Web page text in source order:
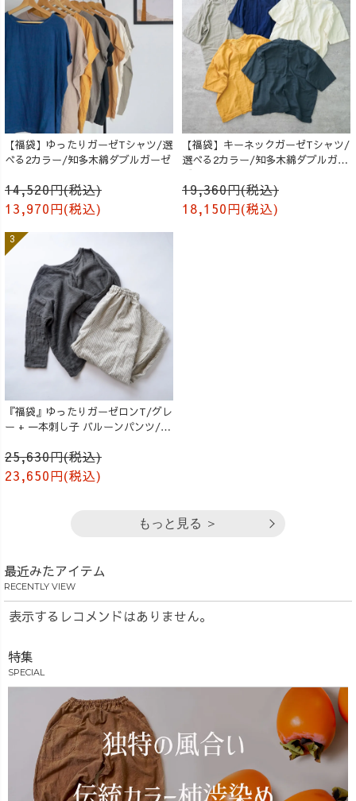
【福袋】ゆったりガーゼTシャツ/選
べる2カラー/知多木綿ダブルガーゼ
14,520円(税込)
13,970円(税込)
【福袋】キーネックガーゼTシャツ/
選べる2カラー/知多木綿ダブルガー
ゼ
19,360円(税込)
18,150円(税込)
『福袋』ゆったりガーゼロンT/グレ
ー + 一本刺し子 バルーンパンツ/生
25,630円(税込)
23,650円(税込)
もっと見る ＞
最近みたアイテム
RECENTLY VIEW
表示するレコメンドはありません。
特集
SPECIAL